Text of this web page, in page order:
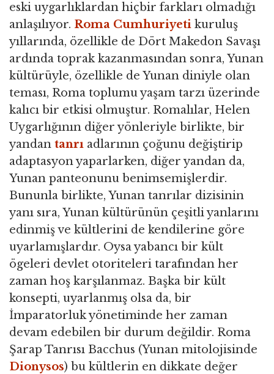
eski uygarlıklardan hiçbir farkları olmadığı
anlaşılıyor. Roma Cumhuriyeti kuruluş
yıllarında, özellikle de Dört Makedon Savaşı
ardında toprak kazanmasından sonra, Yunan
kültürüyle, özellikle de Yunan diniyle olan
teması, Roma toplumu yaşam tarzı üzerinde
kalıcı bir etkisi olmuştur. Romalılar, Helen
Uygarlığının diğer yönleriyle birlikte, bir
yandan tanrı adlarının çoğunu değiştirip
adaptasyon yaparlarken, diğer yandan da,
Yunan panteonunu benimsemişlerdir.
Bununla birlikte, Yunan tanrılar dizisinin
yanı sıra, Yunan kültürünün çeşitli yanlarını
edinmiş ve kültlerini de kendilerine göre
uyarlamışlardır. Oysa yabancı bir kült
ögeleri devlet otoriteleri tarafından her
zaman hoş karşılanmaz. Başka bir kült
konsepti, uyarlanmış olsa da, bir
İmparatorluk yönetiminde her zaman
devam edebilen bir durum değildir. Roma
Şarap Tanrısı Bacchus (Yunan mitolojisinde
Dionysos) bu kültlerin en dikkate değer